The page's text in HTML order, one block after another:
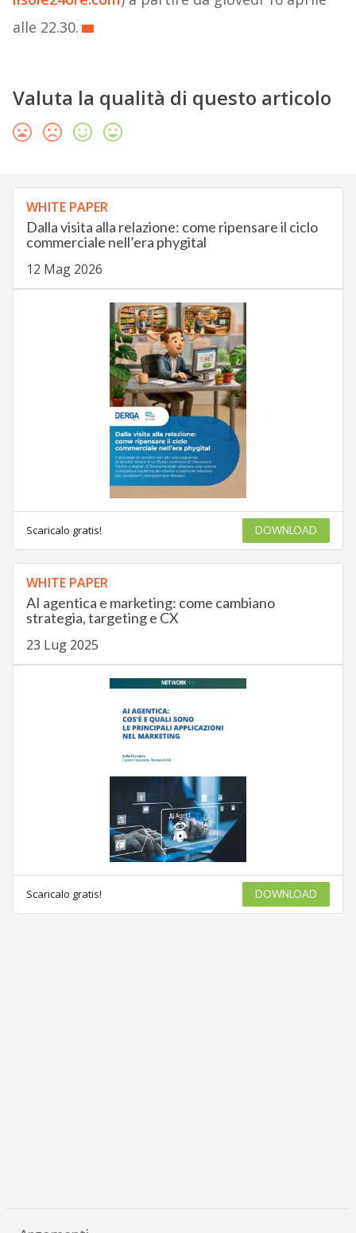
alle 22.30.
Valuta la qualità di questo articolo
WHITE PAPER
Dalla visita alla relazione: come ripensare il ciclo
commerciale nell’era phygital
12 Mag 2026
Scaricalo gratis! DOWNLOAD
WHITE PAPER
AI agentica e marketing: come cambiano
strategia, targeting e CX
23 Lug 2025
Scaricalo gratis! DOWNLOAD